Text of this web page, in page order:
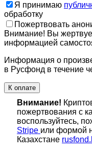
Я принимаю
обработку
Пожертвовать
Внимание! Вы
информацией
Информация о
в Русфонд в течение
К оплате
Внимание!
пожертвования с
воспользуйтесь,
Stripe или формой
Казахстане